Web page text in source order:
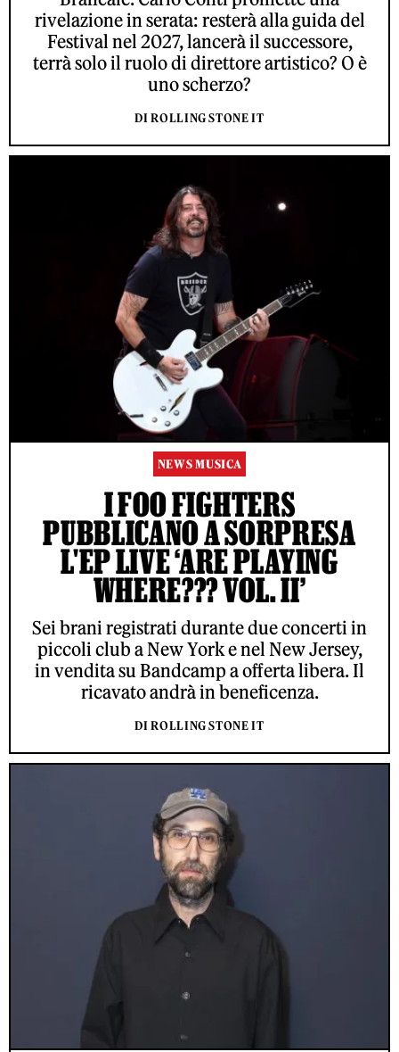
rivelazione in serata: resterà alla guida del
Festival nel 2027, lancerà il successore,
terrà solo il ruolo di direttore artistico? O è
uno scherzo?
DI ROLLING STONE IT
NEWS MUSICA
I FOO FIGHTERS
PUBBLICANO A SORPRESA
L'EP LIVE ‘ARE PLAYING
WHERE??? VOL. II’
Sei brani registrati durante due concerti in
piccoli club a New York e nel New Jersey,
in vendita su Bandcamp a offerta libera. Il
ricavato andrà in beneficenza.
DI ROLLING STONE IT